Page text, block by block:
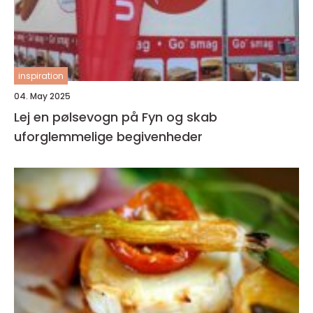
inspiration
04. May 2025
Lej en pølsevogn på Fyn og skab
uforglemmelige begivenheder